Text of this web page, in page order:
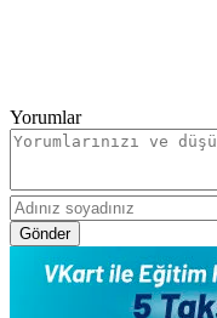
Yorumlar
Gönder